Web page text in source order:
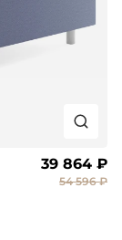
39 864 ₽
54 596 ₽